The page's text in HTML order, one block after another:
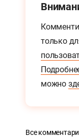
только
можно
Все